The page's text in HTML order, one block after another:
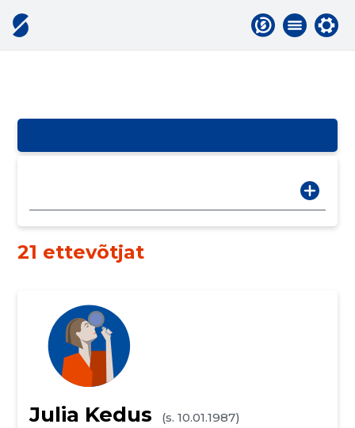
21 ettevõtjat
Julia Kedus
(s. 10.01.1987)